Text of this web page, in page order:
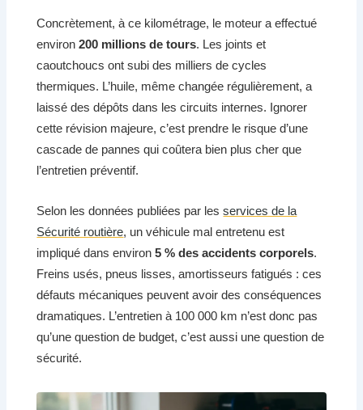
Concrètement, à ce kilométrage, le moteur a effectué
environ200 millions de tours. Les joints et
caoutchoucs ont subi des milliers de cycles
thermiques. L’huile, même changée régulièrement, a
laissé des dépôts dans les circuits internes. Ignorer
cette révision majeure, c’est prendre le risque d’une
cascade de pannes qui coûtera bien plus cher que
l’entretien préventif.
Selon les données publiées par lesservices de la
Sécurité routière, un véhicule mal entretenu est
impliqué dans environ5 % des accidents corporels.
Freins usés, pneus lisses, amortisseurs fatigués : ces
défauts mécaniques peuvent avoir des conséquences
dramatiques. L’entretien à 100 000 km n’est donc pas
qu’une question de budget, c’est aussi une question de
sécurité.